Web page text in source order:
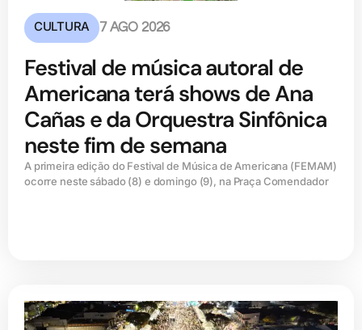
CULTURA 7 AGO 2026
Festival de música autoral de
Americana terá shows de Ana
Cañas e da Orquestra Sinfônica
neste fim de semana
A primeira edição do Festival de Música de Americana (FEMAM)
ocorre neste sábado (8) e domingo (9), na Praça Comendador